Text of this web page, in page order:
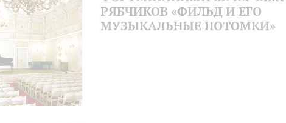
РЯБЧИКОВ «ФИЛЬД И ЕГО
МУЗЫКАЛЬНЫЕ ПОТОМКИ»